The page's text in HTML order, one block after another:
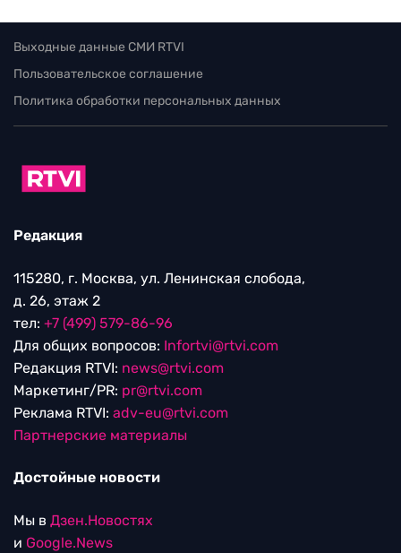
Выходные данные СМИ RTVI
Пользовательское соглашение
Политика обработки персональных данных
Редакция
115280, г. Москва, ул. Ленинская слобода,
д. 26, этаж 2
тел: +7 (499) 579-86-96
Для общих вопросов: Infortvi@rtvi.com
Редакция RTVI: news@rtvi.com
Маркетинг/PR: pr@rtvi.com
Реклама RTVI: adv-eu@rtvi.com
Партнерские материалы
Достойные новости
Мы в Дзен.Новостях
и Google.News